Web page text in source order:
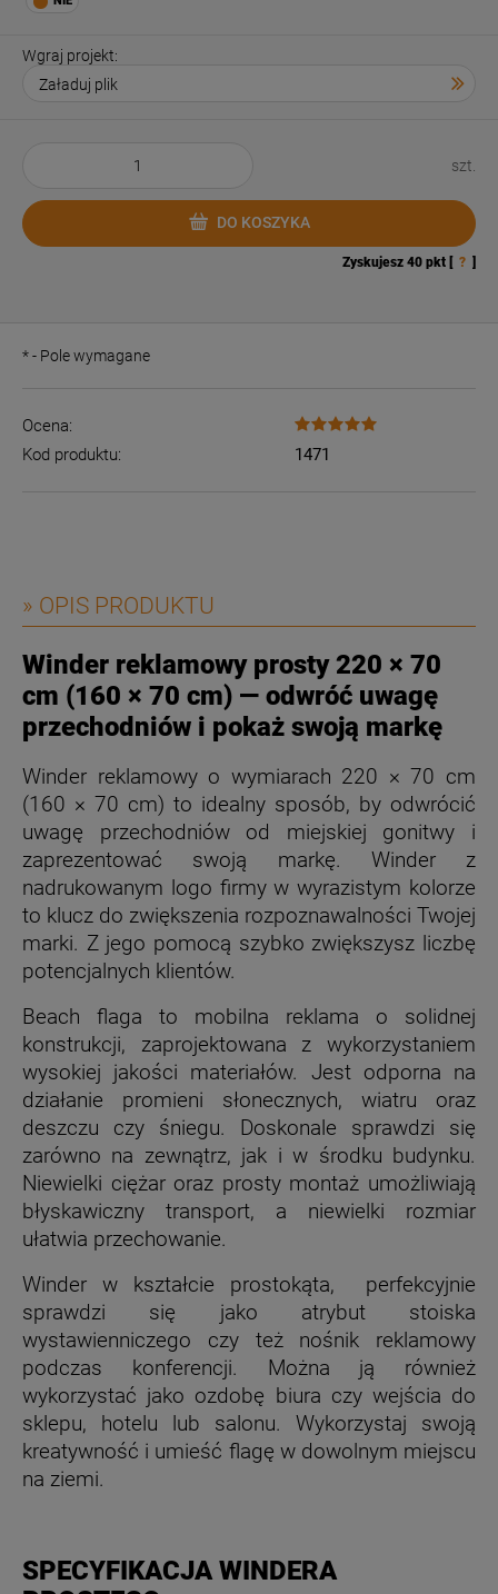
Wgraj projekt:
szt.
DO KOSZYKA
Zyskujesz 40 pkt [ ? ]
*- Pole wymagane
Ocena:
Kod produktu:
1471
» OPIS PRODUKTU
Winder reklamowy prosty 220 × 70
cm (160 × 70 cm) — odwróć uwagę
przechodniów i pokaż swoją markę
Winder reklamowy o wymiarach 220 × 70 cm
(160 × 70 cm) to idealny sposób, by odwrócić
uwagę przechodniów od miejskiej gonitwy i
zaprezentować swoją markę. Winder z
nadrukowanym logo firmy w wyrazistym kolorze
to klucz do zwiększenia rozpoznawalności Twojej
marki. Z jego pomocą szybko zwiększysz liczbę
potencjalnych klientów.
Beach flaga to mobilna reklama o solidnej
konstrukcji, zaprojektowana z wykorzystaniem
wysokiej jakości materiałów. Jest odporna na
działanie promieni słonecznych, wiatru oraz
deszczu czy śniegu. Doskonale sprawdzi się
zarówno na zewnątrz, jak i w środku budynku.
Niewielki ciężar oraz prosty montaż umożliwiają
błyskawiczny transport, a niewielki rozmiar
ułatwia przechowanie.
Winder w kształcie prostokąta, perfekcyjnie
sprawdzi się jako atrybut stoiska
wystawienniczego czy też nośnik reklamowy
podczas konferencji. Można ją również
wykorzystać jako ozdobę biura czy wejścia do
sklepu, hotelu lub salonu. Wykorzystaj swoją
kreatywność i umieść flagę w dowolnym miejscu
na ziemi.
SPECYFIKACJA WINDERA